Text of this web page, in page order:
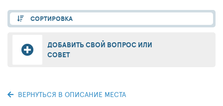
СОРТИРОВКА
ДОБАВИТЬ СВОЙ ВОПРОС ИЛИ
СОВЕТ
ВЕРНУТЬСЯ В ОПИСАНИЕ МЕСТА